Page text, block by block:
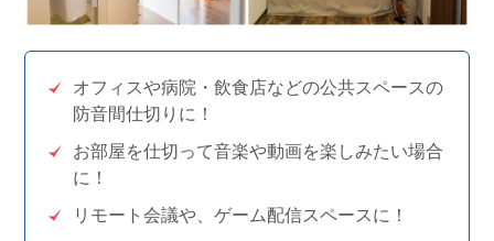
オフィスや病院・飲食店などの公共スペースの
防音間仕切りに！
お部屋を仕切って音楽や動画を楽しみたい場合
に！
リモート会議や、ゲーム配信スペースに！